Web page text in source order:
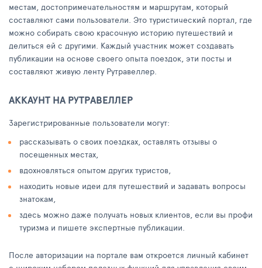
местам, достопримечательностям и маршрутам, который
составляют сами пользователи. Это туристический портал, где
можно собирать свою красочную историю путешествий и
делиться ей с другими. Каждый участник может создавать
публикации на основе своего опыта поездок, эти посты и
составляют живую ленту Рутравеллер.
АККАУНТ НА РУТРАВЕЛЛЕР
Зарегистрированные пользователи могут:
рассказывать о своих поездках, оставлять отзывы о
посещенных местах,
вдохновляться опытом других туристов,
находить новые идеи для путешествий и задавать вопросы
знатокам,
здесь можно даже получать новых клиентов, если вы профи
туризма и пишете экспертные публикации.
После авторизации на портале вам откроется личный кабинет